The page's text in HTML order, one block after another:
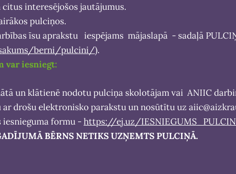
interesējošos jautājumus.
pulciņos.
īsu aprakstu iespējams mājaslapā - sadaļā
berni/pulcini/).
var iesniegt:
un klātienē nodotu pulciņa skolotājam vai ANIIC
drošu elektronisko parakstu un nosūtītu uz
formu -https://ej.uz/
BĒRNS NETIKS UZŅEMTS PULCIŅĀ.